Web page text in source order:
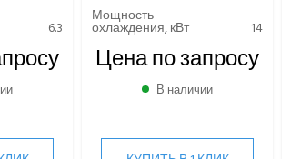
6.3
Мощность
охлаждения, кВт 14
Цена по запросу
В наличии